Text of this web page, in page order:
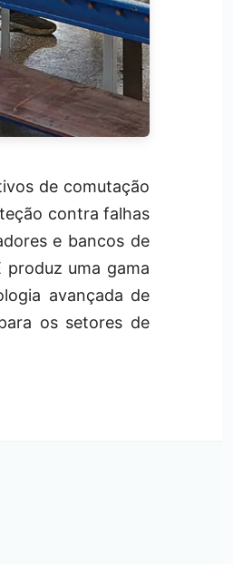
de comutação
contra falhas
e bancos de
produz uma gama
avançada de
os setores de